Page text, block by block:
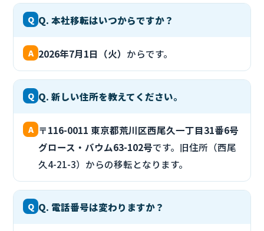
Q Q. 本社移転はいつからですか？
A 2026年7月1日（火） からです。
Q Q. 新しい住所を教えてください。
A 〒116-0011 東京都荒川区西尾久一丁目31番6号
グロース・バウム63-102号です。旧住所（西尾
久4-21-3）からの移転となります。
Q Q. 電話番号は変わりますか？